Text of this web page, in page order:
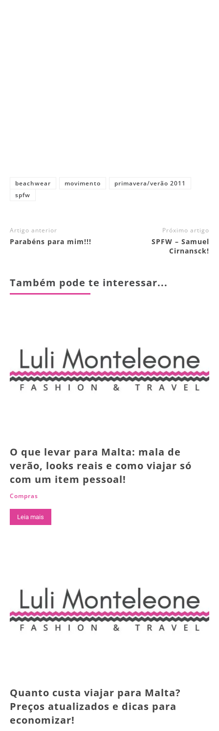
beachwear movimento
primavera/verão 2011
spfw
Artigo anterior
Parabéns para mim!!!
Próximo artigo
SPFW – Samuel
Cirnansck!
Também pode te interessar...
O que levar para Malta: mala de
verão, looks reais e como viajar só
com um item pessoal!
Compras
Leia mais
Quanto custa viajar para Malta?
Preços atualizados e dicas para
economizar!